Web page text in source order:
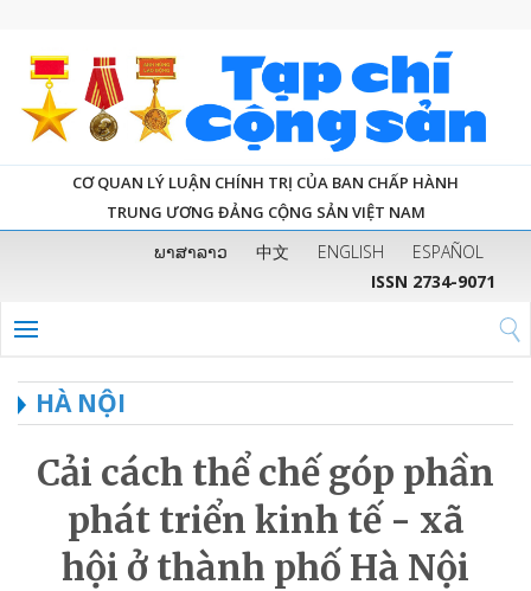
CƠ QUAN LÝ LUẬN CHÍNH TRỊ CỦA BAN CHẤP HÀNH
TRUNG ƯƠNG ĐẢNG CỘNG SẢN VIỆT NAM
ພາສາລາວ 中文 ENGLISH
ESPAÑOL
ISSN 2734-9071
HÀ NỘI
Cải cách thể chế góp phần
phát triển kinh tế - xã
hội ở thành phố Hà Nội